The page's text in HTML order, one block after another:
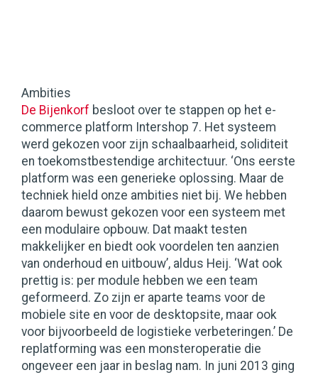
Ambities
De Bijenkorf besloot over te stappen op het e-
commerce platform Intershop 7. Het systeem
werd gekozen voor zijn schaalbaarheid, soliditeit
en toekomstbestendige architectuur. ‘Ons eerste
platform was een generieke oplossing. Maar de
techniek hield onze ambities niet bij. We hebben
daarom bewust gekozen voor een systeem met
een modulaire opbouw. Dat maakt testen
makkelijker en biedt ook voordelen ten aanzien
van onderhoud en uitbouw’, aldus Heij. ‘Wat ook
prettig is: per module hebben we een team
geformeerd. Zo zijn er aparte teams voor de
mobiele site en voor de desktopsite, maar ook
voor bijvoorbeeld de logistieke verbeteringen.’ De
replatforming was een monsteroperatie die
ongeveer een jaar in beslag nam. In juni 2013 ging